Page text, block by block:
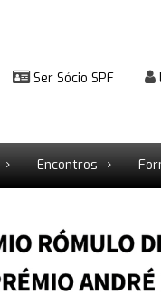
Ser Sócio SPF
Encontros